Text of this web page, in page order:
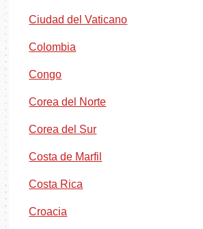
Ciudad del Vaticano
Colombia
Congo
Corea del Norte
Corea del Sur
Costa de Marfil
Costa Rica
Croacia